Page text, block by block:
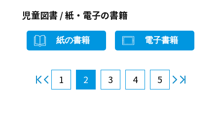
児童図書 / 紙・電子の書籍
紙の書籍 電子書籍
1 2 3 4 5